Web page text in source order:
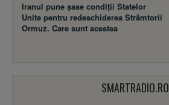
Iranul pune șase condiții Statelor
Unite pentru redeschiderea Strâmtorii
Ormuz. Care sunt acestea
SMARTRADIO.RO